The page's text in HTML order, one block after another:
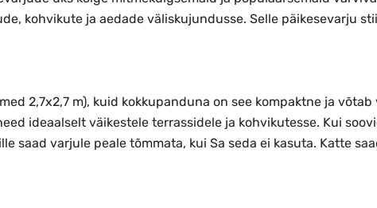
kohvikute ja aedade väliskujundusse. Selle päikesevarju
2,7x2,7 m), kuid kokkupanduna on see kompaktne ja
ideaalselt väikestele terrassidele ja kohvikutesse. Kui
saad varjule peale tõmmata, kui Sa seda ei kasuta. Katte